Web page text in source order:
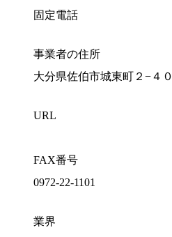
固定電話
事業者の住所
大分県佐伯市城東町２−４０
URL
FAX番号
0972-22-1101
業界